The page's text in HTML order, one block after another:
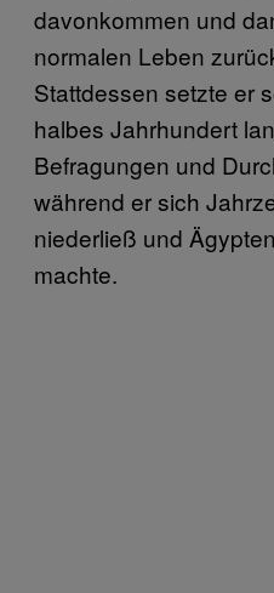
davonkommen und
normalen Leben
Stattdessen setzte er
halbes Jahrhundert
Befragungen und
während er sich
niederließ und
machte.